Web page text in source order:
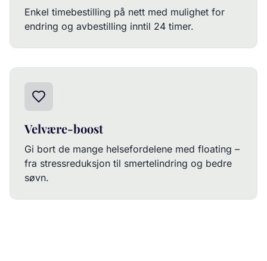
Enkel timebestilling på nett med mulighet for
endring og avbestilling inntil 24 timer.
Velvære-boost
Gi bort de mange helsefordelene med floating –
fra stressreduksjon til smertelindring og bedre
søvn.